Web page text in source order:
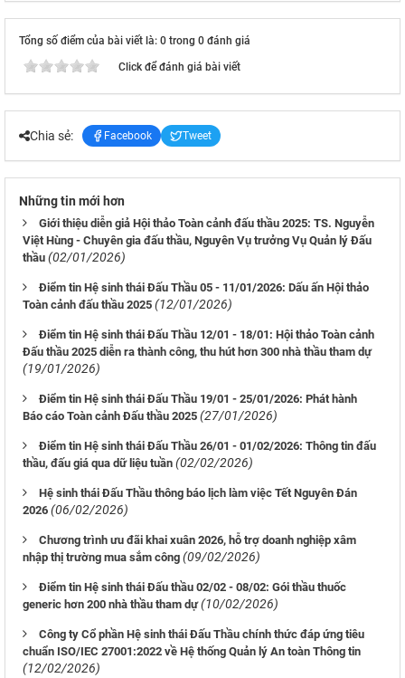
Tổng số điểm của bài viết là: 0 trong 0 đánh giá
Click để đánh giá bài viết
Chia sẻ: Facebook Tweet
Những tin mới hơn
Giới thiệu diễn giả Hội thảo Toàn cảnh đấu thầu 2025: TS. Nguyễn
Việt Hùng - Chuyên gia đấu thầu, Nguyên Vụ trưởng Vụ Quản lý Đấu
thầu (02/01/2026)
Điểm tin Hệ sinh thái Đấu Thầu 05 - 11/01/2026: Dấu ấn Hội thảo
Toàn cảnh đấu thầu 2025 (12/01/2026)
Điểm tin Hệ sinh thái Đấu Thầu 12/01 - 18/01: Hội thảo Toàn cảnh
Đấu thầu 2025 diễn ra thành công, thu hút hơn 300 nhà thầu tham dự
(19/01/2026)
Điểm tin Hệ sinh thái Đấu Thầu 19/01 - 25/01/2026: Phát hành
Báo cáo Toàn cảnh Đấu thầu 2025 (27/01/2026)
Điểm tin Hệ sinh thái Đấu Thầu 26/01 - 01/02/2026: Thông tin đấu
thầu, đấu giá qua dữ liệu tuần (02/02/2026)
Hệ sinh thái Đấu Thầu thông báo lịch làm việc Tết Nguyên Đán
2026 (06/02/2026)
Chương trình ưu đãi khai xuân 2026, hỗ trợ doanh nghiệp xâm
nhập thị trường mua sắm công (09/02/2026)
Điểm tin Hệ sinh thái Đấu thầu 02/02 - 08/02: Gói thầu thuốc
generic hơn 200 nhà thầu tham dự (10/02/2026)
Công ty Cổ phần Hệ sinh thái Đấu Thầu chính thức đáp ứng tiêu
chuẩn ISO/IEC 27001:2022 về Hệ thống Quản lý An toàn Thông tin
(12/02/2026)